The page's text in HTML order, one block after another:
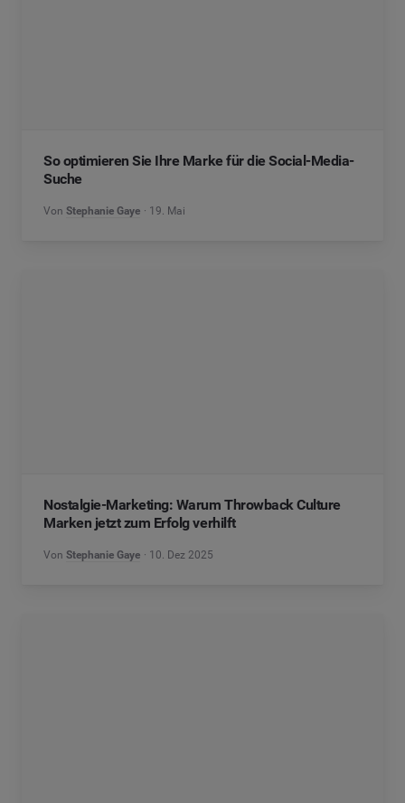
So optimieren Sie Ihre Marke für die Social-Media-
Suche
Von Stephanie Gaye 19. Mai
Nostalgie-Marketing: Warum Throwback Culture
Marken jetzt zum Erfolg verhilft
Von Stephanie Gaye 10. Dez 2025